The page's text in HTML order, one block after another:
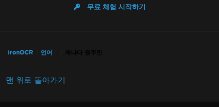
무료 체험 시작하기
IronOCR 언어 캐나다 원주민
맨 위로 돌아가기